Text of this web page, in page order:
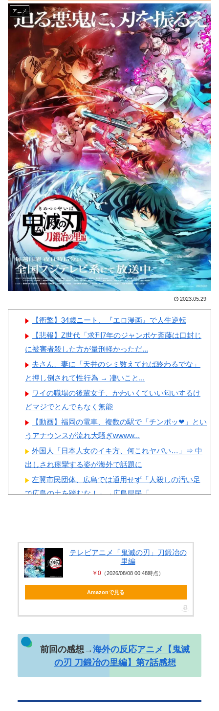
てしまう…
磁気嵐、地球由来のイオンが
主導…JAXAの衛星「あらせ」
が観測！
舌を絡ませて、唾液交換して
── ちゅっちゅしながらの濃厚
エッ画像♪
海外「日本よ、お前がナンバ
ーワンだ」 熊本地震直後の日
本の対応のスピードに世界が衝
撃
【画像】顔100点、体30点の
女ｗｗｗ
Powered by livedoor 相互RSS
数字に海外が大騒ぎ
韓国人「日本の柴犬くん散歩
中の暑さに耐えられなかった結
果」
韓国人「韓国サッカー協会関
係者が『不適切接待は慣行だっ
た』と衝撃発言！日韓ワールド
カップ4強にも疑いの視線が向
けられる」
韓国人「フランスの有力紙も
大韓サッカー協会前代未聞の不
祥事を詳細に報道！」→「国際
的スキャンダルに発展してしま
う‥」
韓国人「我が国がクウェート
戦で行った審判買収が本当に深
刻である理由がこちら…」
→「これはダメなやつ…（ﾌﾞﾙ
ﾌﾞﾙ」＝韓国の反応
中国人「サッカーW杯の日本
戦で、何回も映っていたこの女
性は一体誰？」 中国人「なん
という上品さ」「どう見ても一
般人ではない」
アニメ
2023.05.29
【衝撃】34歳ニート、『エロ漫画』で人生逆転
【悲報】Z世代「求刑7年のジャンポケ斎藤は口封じ
に被害者殺した方が量刑軽かっただ...
夫さん、妻に「天井のシミ数えてれば終わるでな」
と押し倒されて性行為 → 凄いこと...
ワイの職場の後輩女子、かわいくていい匂いするけ
どマジでとんでもなく無能
【動画】福岡の電車、複数の駅で「チンポッ❤」とい
うアナウンスが流れ大騒ぎwwww...
外国人「日本人女のイキ方、何これヤバい…」⇒ 中
出しされ痙攣する姿が海外で話題に
左翼市民団体、広島では通用せず「人殺しの汚い足
で広島の土を踏むな！」→広島県民「...
器）披露
彼女がタヒんだ。悲しみに暮れながらも彼女の分ま
で精一杯生きようと誓った。だが実は...
Powered by livedoor 相互RSS
テレビアニメ「鬼滅の刃」刀鍛冶の
里編
￥0 （2026/08/08 00:48時点）
Amazonで見る
前回の感想→海外の反応アニメ【鬼滅
の刃 刀鍛冶の里編】第7話感想